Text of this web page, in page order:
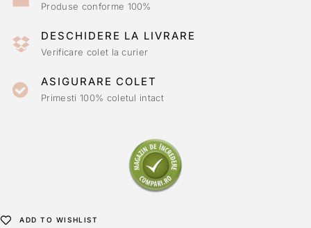
Produse conforme 100%
DESCHIDERE LA LIVRARE
Verificare colet la curier
ASIGURARE COLET
Primesti 100% coletul intact
ADD TO WISHLIST